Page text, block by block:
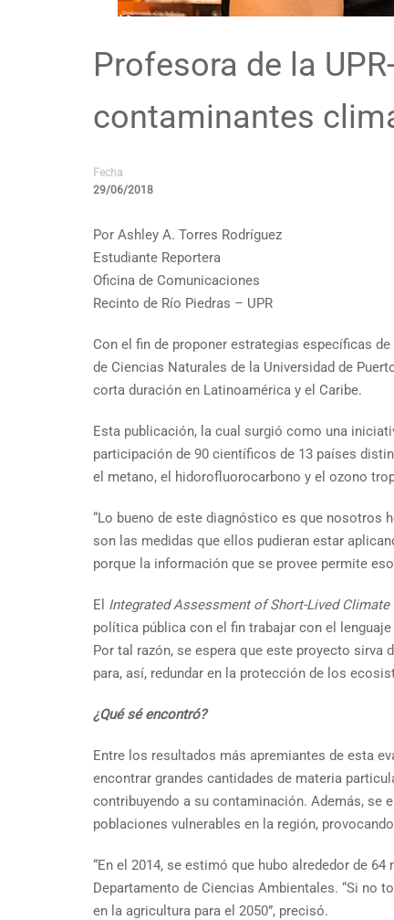
Profesora de la
contaminantes
Fecha
29/06/2018
Por Ashley A. Torres Rodríguez
Estudiante Reportera
Oficina de Comunicaciones
Recinto de Río Piedras – UPR
Con el fin de proponer estrategias específicas
de Ciencias Naturales de la Universidad de
corta duración en Latinoamérica y el Caribe.
Esta publicación, la cual surgió como una
participación de 90 científicos de 13 países
el metano, el hidorofluorocarbono y el ozono
“Lo bueno de este diagnóstico es que nosotros
son las medidas que ellos pudieran estar
porque la información que se provee permite
El Integrated Assessment of Short-Lived
política pública con el fin trabajar con el
Por tal razón, se espera que este proyecto
para, así, redundar en la protección de los
¿Qué sé encontró?
Entre los resultados más apremiantes de esta
encontrar grandes cantidades de materia
contribuyendo a su contaminación. Además, se
poblaciones vulnerables en la región,
“En el 2014, se estimó que hubo alrededor de
Departamento de Ciencias Ambientales. “Si no
en la agricultura para el 2050”, precisó.